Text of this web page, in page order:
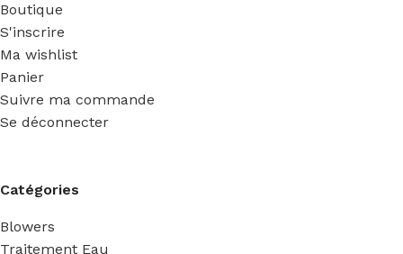
Boutique
S'inscrire
Ma wishlist
Panier
Suivre ma commande
Se déconnecter
Catégories
Blowers
Traitement Eau